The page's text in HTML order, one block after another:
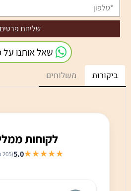
שאל אותנו על
ביקורות משלוחים
לקוחות
★★★★★
5.0(205 חוות דעת)